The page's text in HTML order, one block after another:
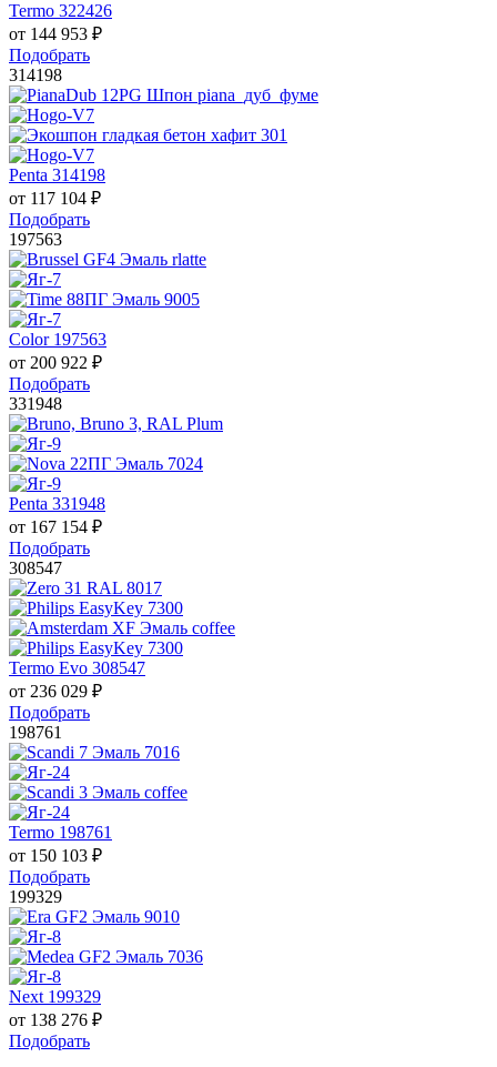
Termo 322426
от 144 953 ₽
Подобрать
314198
Penta 314198
от 117 104 ₽
Подобрать
197563
Color 197563
от 200 922 ₽
Подобрать
331948
Penta 331948
от 167 154 ₽
Подобрать
308547
Termo Evo 308547
от 236 029 ₽
Подобрать
198761
Termo 198761
от 150 103 ₽
Подобрать
199329
Next 199329
от 138 276 ₽
Подобрать